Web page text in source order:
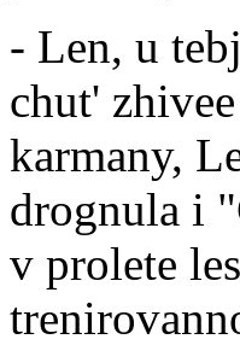
- Len, u
chut'
karmany,
drognula i
v prolete